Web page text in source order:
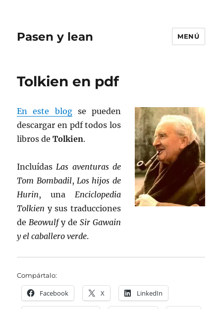
Pasen y lean MENÚ
Tolkien en pdf
En este blogse pueden
descargar en pdf todos los
libros deTolkien.
IncluídasLas aventuras de
Tom Bombadil,Los hijos de
Hurin, una Enciclopedia
Tolkien y sus traducciones
deBeowulfy de Sir Gawain
y el caballero verde.
Compártalo:
Facebook X LinkedIn